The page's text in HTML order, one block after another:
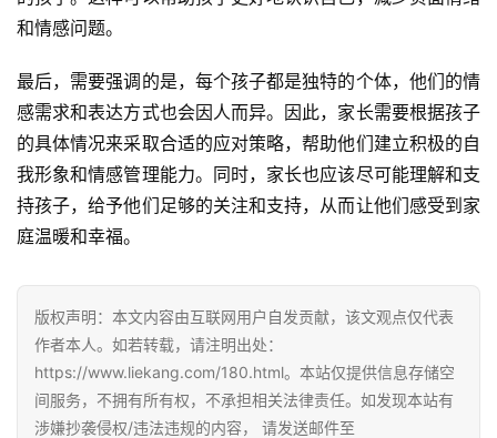
和情感问题。
最后，需要强调的是，每个孩子都是独特的个体，他们的情
感需求和表达方式也会因人而异。因此，家长需要根据孩子
的具体情况来采取合适的应对策略，帮助他们建立积极的自
我形象和情感管理能力。同时，家长也应该尽可能理解和支
持孩子，给予他们足够的关注和支持，从而让他们感受到家
庭温暖和幸福。
版权声明：本文内容由互联网用户自发贡献，该文观点仅代表
作者本人。如若转载，请注明出处：
https://www.liekang.com/180.html。本站仅提供信息存储空
间服务，不拥有所有权，不承担相关法律责任。如发现本站有
涉嫌抄袭侵权/违法违规的内容， 请发送邮件至